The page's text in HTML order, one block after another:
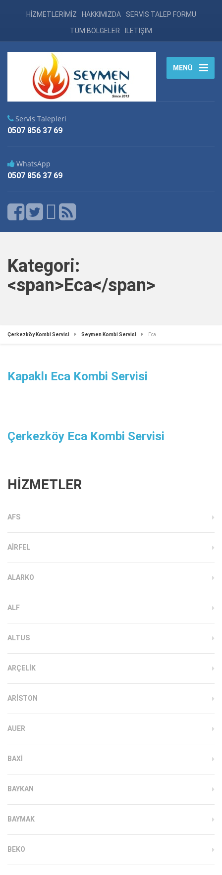
HİZMETLERİMİZ HAKKIMIZDA SERVİS TALEP FORMU
TÜM BÖLGELER İLETİŞİM
MENÜ
Servis Talepleri
0507 856 37 69
WhatsApp
0507 856 37 69
Kategori:
<span>Eca</span>
Çerkezköy Kombi Servisi Seymen Kombi Servisi Eca
Kapaklı Eca Kombi Servisi
Çerkezköy Eca Kombi Servisi
HİZMETLER
AFS
AIRFEL
ALARKO
ALF
ALTUS
ARÇELIK
ARISTON
AUER
BAXI
BAYKAN
BAYMAK
BEKO